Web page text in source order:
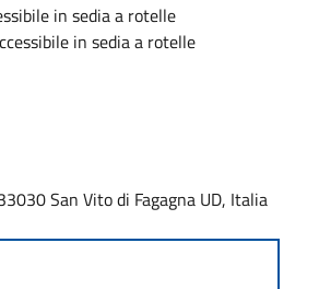
in sedia a rotelle
in sedia a rotelle
San Vito di Fagagna UD, Italia